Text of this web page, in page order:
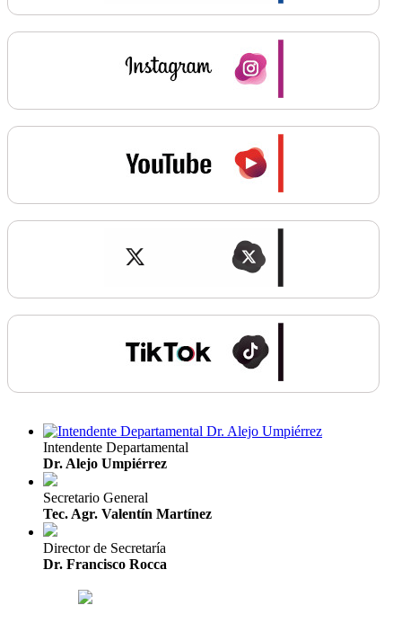
Intendente Departamental
Dr. Alejo Umpiérrez
Secretario General
Tec. Agr. Valentín Martínez
Director de Secretaría
Dr. Francisco Rocca